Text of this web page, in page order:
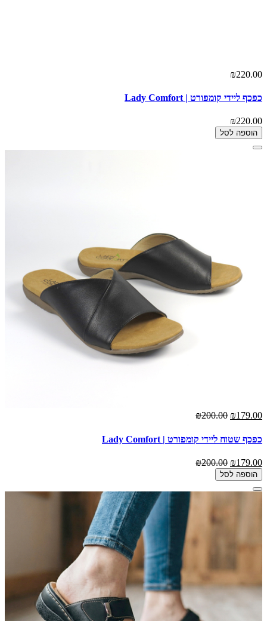
₪220.00
כפכף ליידי קומפורט | Lady Comfort
₪220.00
הוספה לסל
₪179.00
₪200.00
כפכף שטוח ליידי קומפורט | Lady Comfort
₪179.00
₪200.00
הוספה לסל